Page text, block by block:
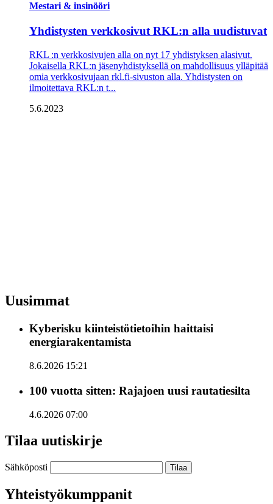
Mestari & insinööri
Yhdistysten verkkosivut RKL:n alla uudistuvat
RKL :n verkkosivujen alla on nyt 17 yhdistyksen alasivut.
Jokai­sella RKL:n jäsenyhdistyksel­lä on mahdollisuus ylläpitää
omia verkkosivujaan rkl.fi-­sivuston alla. Yhdistysten on
ilmoitettava RKL:n t...
5.6.2023
Uusimmat
Kyberisku kiinteistötietoihin haittaisi
energiarakentamista
8.6.2026 15:21
100 vuotta sitten: Rajajoen uusi rautatiesilta
4.6.2026 07:00
Tilaa uutiskirje
Sähköposti
Yhteistyökumppanit